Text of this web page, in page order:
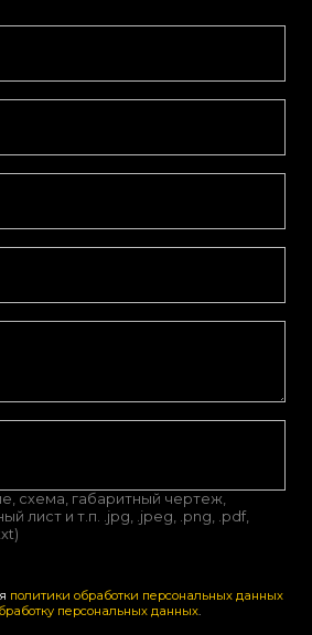
схема, габаритный чертеж,
лист и т.п. .jpg, .jpeg, .png, .pdf,
политики обработки персональных данных
персональных данных.